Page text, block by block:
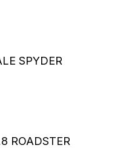
SPYDER
ROADSTER